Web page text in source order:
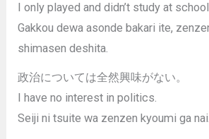
I only played and didn’t study at
Gakkou dewa asonde bakari ite,
shimasen deshita.
政治については全然興味がない。
I have no interest in politics.
Seiji ni tsuite wa zenzen kyoumi ga nai.